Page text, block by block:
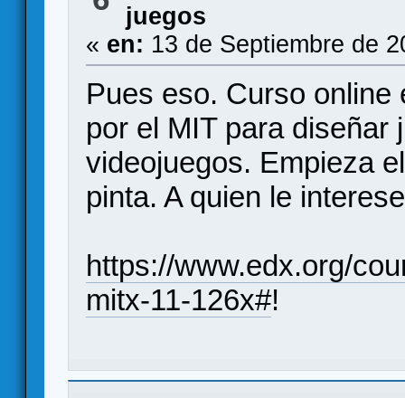
juegos
« en: 13 de Septiembre de
Pues eso. Curso online
por el MIT para diseñar
videojuegos. Empieza
pinta. A quien le
https://www.edx.org/
mitx-11-126x#!